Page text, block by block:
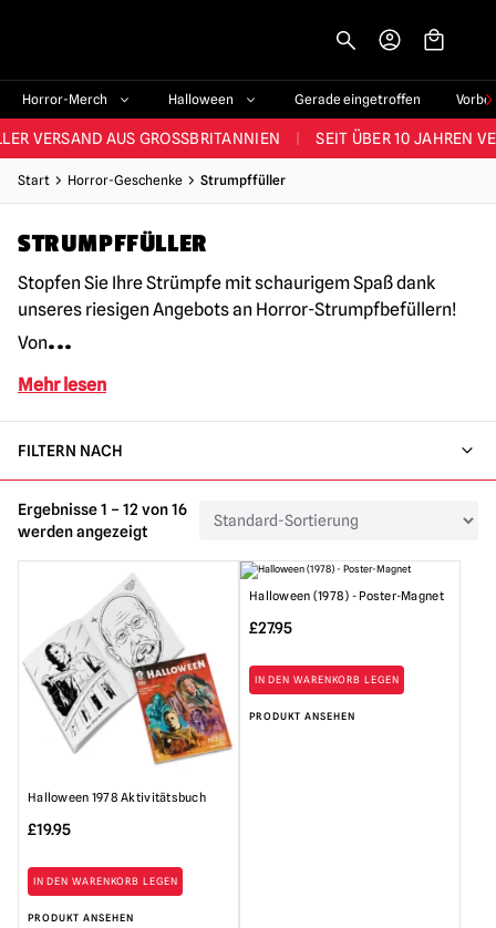
Horror-Merch Halloween Gerade eingetroffen
SORTIMENT IM VEREINIGTEN KÖNIGREICH | ÜBER 60.000
VERSAND AUS GROSSBRITANNIEN SEIT ÜBER 10 JAHREN
JEDE WOCHE NEUE HORROR-FANARTIKEL
SORTIMENT IM VEREINIGTEN KÖNIGREICH
Start Horror-Geschenke Strumpffüller
STRUMPFFÜLLER
Stopfen Sie Ihre Strümpfe mit schaurigem Spaß dank
unseres riesigen Angebots an Horror-Strumpfbefüllern!
Von...
Mehr lesen
FILTERN NACH
Ergebnisse 1 – 12 von 16
werden angezeigt
Halloween 1978 Aktivitätsbuch
£19.95
IN DEN WARENKORB LEGEN
PRODUKT ANSEHEN
Halloween (1978) - Poster-Magnet
£27.95
IN DEN WARENKORB LEGEN
PRODUKT ANSEHEN